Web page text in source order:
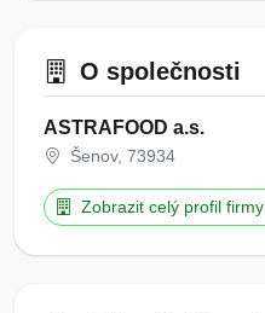
O společnosti
ASTRAFOOD a.s.
Šenov, 73934
Zobrazit celý profil firmy